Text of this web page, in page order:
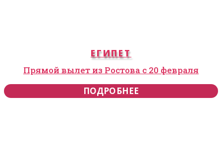
ЕГИПЕТ
Прямой вылет из Ростова с 20 февраля
ПОДРОБНЕЕ